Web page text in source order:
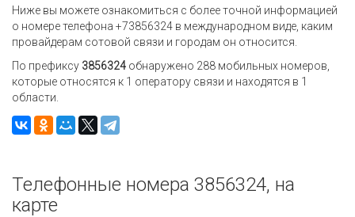
Ниже вы можете ознакомиться с более точной информацией
о номере телефона +73856324 в международном виде, каким
провайдерам сотовой связи и городам он относится.
По префиксу 3856324 обнаружено 288 мобильных номеров,
которые относятся к 1 оператору связи и находятся в 1
области.
Телефонные номера 3856324, на
карте